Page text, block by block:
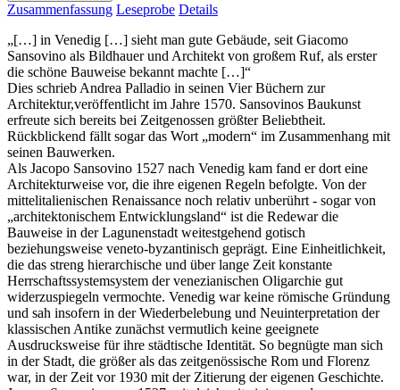
Zusammenfassung Leseprobe Details
„[…] in Venedig […] sieht man gute Gebäude, seit Giacomo
Sansovino als Bildhauer und Architekt von großem Ruf, als erster
die schöne Bauweise bekannt machte […]“
Dies schrieb Andrea Palladio in seinen Vier Büchern zur
Architektur,veröffentlicht im Jahre 1570. Sansovinos Baukunst
erfreute sich bereits bei Zeitgenossen größter Beliebtheit.
Rückblickend fällt sogar das Wort „modern“ im Zusammenhang mit
seinen Bauwerken.
Als Jacopo Sansovino 1527 nach Venedig kam fand er dort eine
Architekturweise vor, die ihre eigenen Regeln befolgte. Von der
mittelitalienischen Renaissance noch relativ unberührt - sogar von
„architektonischem Entwicklungsland“ ist die Redewar die
Bauweise in der Lagunenstadt weitestgehend gotisch
beziehungsweise veneto-byzantinisch geprägt. Eine Einheitlichkeit,
die das streng hierarchische und über lange Zeit konstante
Herrschaftssystemsystem der venezianischen Oligarchie gut
widerzuspiegeln vermochte. Venedig war keine römische Gründung
und sah insofern in der Wiederbelebung und Neuinterpretation der
klassischen Antike zunächst vermutlich keine geeignete
Ausdrucksweise für ihre städtische Identität. So begnügte man sich
in der Stadt, die größer als das zeitgenössische Rom und Florenz
war, in der Zeit vor 1930 mit der Zitierung der eigenen Geschichte.